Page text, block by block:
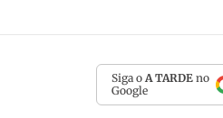
Siga o A TARDE no
Google